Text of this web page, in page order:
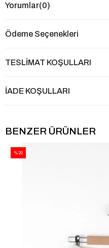
Yorumlar(0)
Ödeme Seçenekleri
TESLİMAT KOŞULLARI
İADE KOŞULLARI
BENZER ÜRÜNLER
%20